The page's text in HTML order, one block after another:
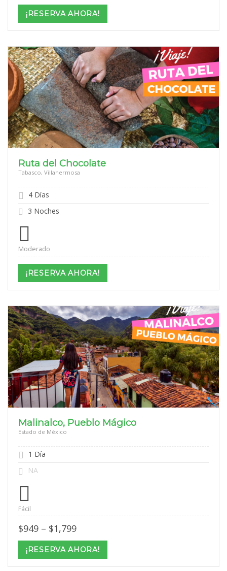
¡RESERVA AHORA!
Ruta del Chocolate
Tabasco, Villahermosa
4 Días
3 Noches
Moderado
¡RESERVA AHORA!
Malinalco, Pueblo Mágico
Estado de Mèxico
1 Día
NA
Fácil
$949 – $1,799Price
$949
through
$1,799
¡RESERVA AHORA!